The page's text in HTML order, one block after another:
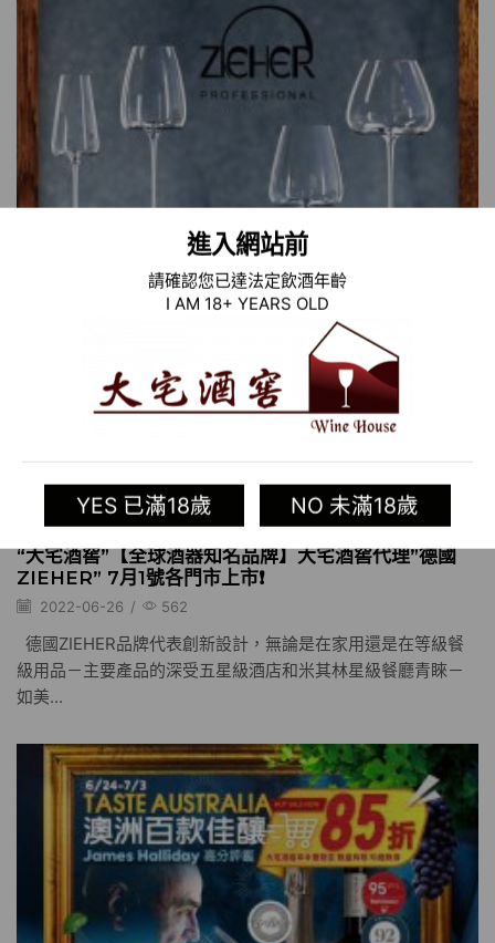
進入網站前
請確認您已達法定飲酒年齡
I AM 18+ YEARS OLD
YES 已滿18歲 NO 未滿18歲
“大宅酒窖”【全球酒器知名品牌】大宅酒窖代理”德國
ZIEHER” 7月1號各門市上市❗️
2022-06-26 / 562
德國ZIEHER品牌代表創新設計，無論是在家用還是在等級餐
級用品－主要產品的深受五星級酒店和米其林星級餐廳青睞－
如美...